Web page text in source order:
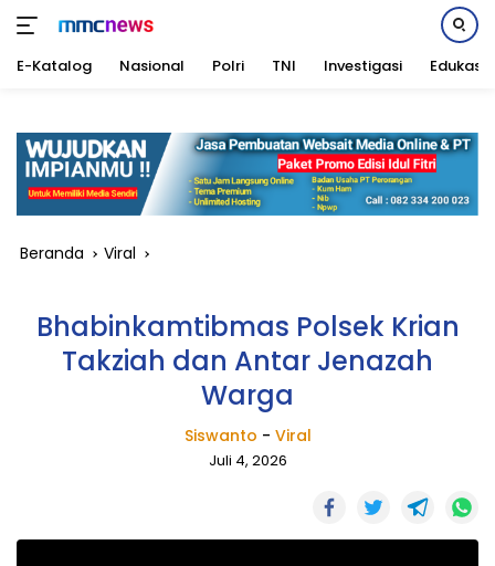
konten
E-Katalog Nasional Polri TNI Investigasi Edukasi
Beranda Viral
Bhabinkamtibmas Polsek Krian
Takziah dan Antar Jenazah
Warga
Siswanto - Viral
Juli 4, 2026